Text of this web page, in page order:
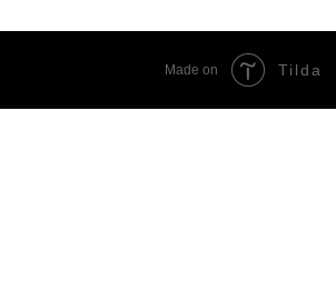
Made on Tilda